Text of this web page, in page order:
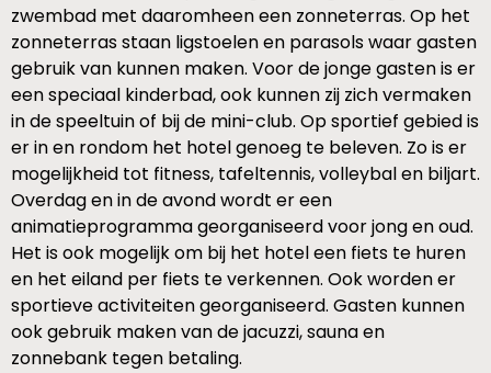
zwembad met daaromheen een zonneterras. Op het
zonneterras staan ligstoelen en parasols waar gasten
gebruik van kunnen maken. Voor de jonge gasten is er
een speciaal kinderbad, ook kunnen zij zich vermaken
in de speeltuin of bij de mini-club. Op sportief gebied is
er in en rondom het hotel genoeg te beleven. Zo is er
mogelijkheid tot fitness, tafeltennis, volleybal en biljart.
Overdag en in de avond wordt er een
animatieprogramma georganiseerd voor jong en oud.
Het is ook mogelijk om bij het hotel een fiets te huren
en het eiland per fiets te verkennen. Ook worden er
sportieve activiteiten georganiseerd. Gasten kunnen
ook gebruik maken van de jacuzzi, sauna en
zonnebank tegen betaling.